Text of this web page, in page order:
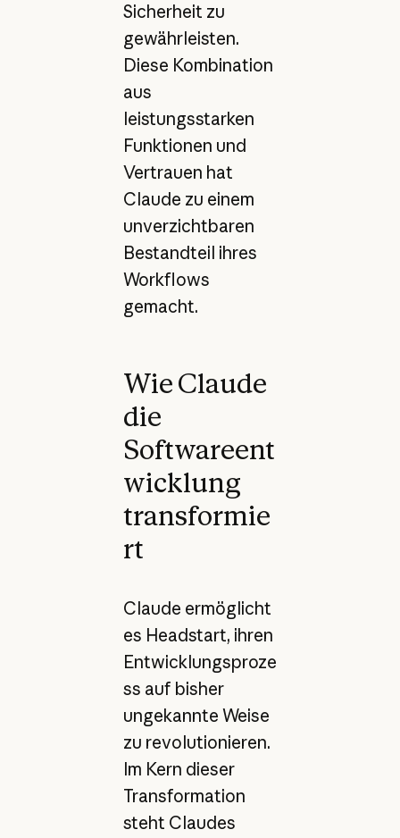
Sicherheit zu
gewährleisten.
Diese Kombination
aus
leistungsstarken
Funktionen und
Vertrauen hat
Claude zu einem
unverzichtbaren
Bestandteil ihres
Workflows
gemacht.
Wie Claude
die
Softwareent
wicklung
transformie
rt
Claude ermöglicht
es Headstart, ihren
Entwicklungsproze
ss auf bisher
ungekannte Weise
zu revolutionieren.
Im Kern dieser
Transformation
steht Claudes